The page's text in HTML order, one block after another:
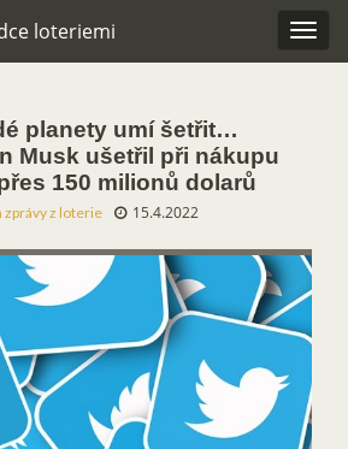
loteriemi
planety umí šetřit…
Musk ušetřil při nákupu
150 milionů dolarů
zprávy z loterie 15.4.2022